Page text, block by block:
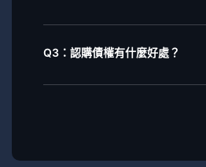
Q3：認購債權有什麼好處？